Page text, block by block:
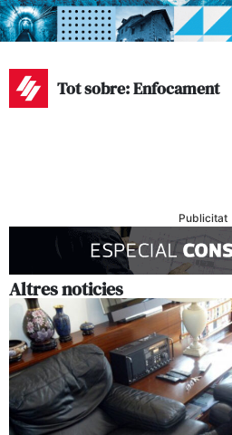
Tot sobre: Enfocament
Publicitat
Altres noticies